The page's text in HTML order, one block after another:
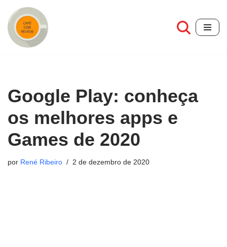
Pular
para
Google Play: conheça
os melhores apps e
Games de 2020
por René Ribeiro 2 de dezembro de 2020